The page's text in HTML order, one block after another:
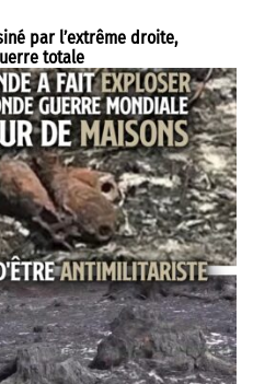
par l’extrême droite,
totale